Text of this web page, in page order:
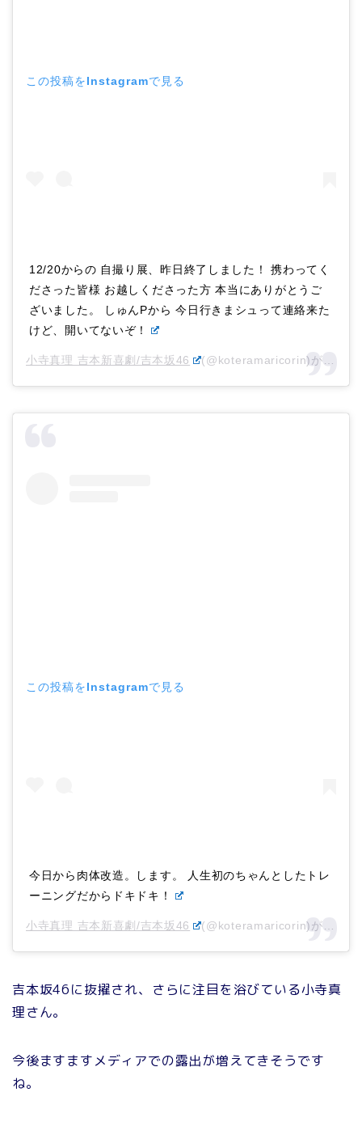
この投稿をInstagramで見る
12/20からの 自撮り展、昨日終了しました！ 携わってく
ださった皆様 お越しくださった方 本当にありがとうご
ざいました。 しゅんPから 今日行きまシュって連絡来た
けど、開いてないぞ！
小寺真理 吉本新喜劇/吉本坂46 (@koteramaricorin)がシェアした投稿 –
この投稿をInstagramで見る
今日から肉体改造。します。 人生初のちゃんとしたトレ
ーニングだからドキドキ！
小寺真理 吉本新喜劇/吉本坂46 (@koteramaricorin)がシェアした投稿 –
吉本坂46に抜擢され、さらに注目を浴びている小寺真
理さん。
今後ますますメディアでの露出が増えてきそうです
ね。